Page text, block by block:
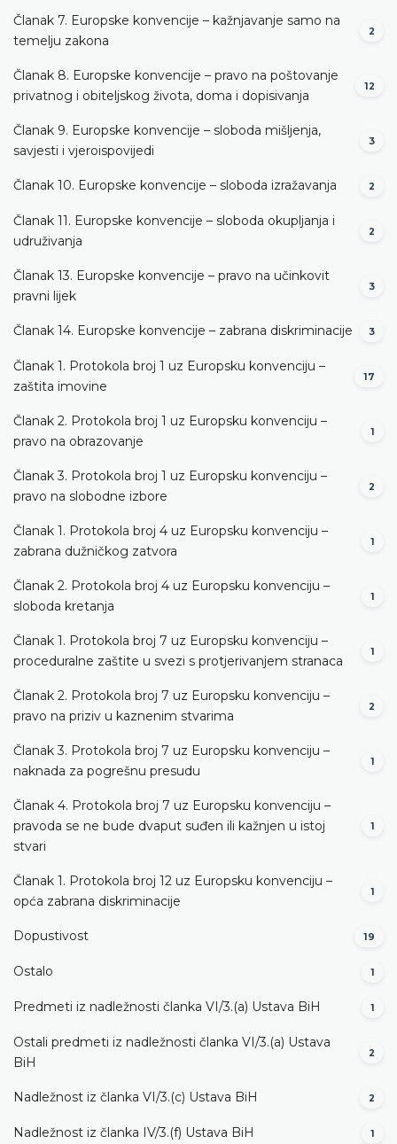
Članak 7. Europske konvencije – kažnjavanje samo na
temelju zakona
2
Članak 8. Europske konvencije – pravo na poštovanje
privatnog i obiteljskog života, doma i dopisivanja
12
Članak 9. Europske konvencije – sloboda mišljenja,
savjesti i vjeroispovijedi
3
Članak 10. Europske konvencije – sloboda izražavanja 2
Članak 11. Europske konvencije – sloboda okupljanja i
udruživanja
2
Članak 13. Europske konvencije – pravo na učinkovit
pravni lijek
3
Članak 14. Europske konvencije – zabrana diskriminacije 3
Članak 1. Protokola broj 1 uz Europsku konvenciju –
zaštita imovine
17
Članak 2. Protokola broj 1 uz Europsku konvenciju –
pravo na obrazovanje
1
Članak 3. Protokola broj 1 uz Europsku konvenciju –
pravo na slobodne izbore
2
Članak 1. Protokola broj 4 uz Europsku konvenciju –
zabrana dužničkog zatvora
1
Članak 2. Protokola broj 4 uz Europsku konvenciju –
sloboda kretanja
1
Članak 1. Protokola broj 7 uz Europsku konvenciju –
proceduralne zaštite u svezi s protjerivanjem stranaca
1
Članak 2. Protokola broj 7 uz Europsku konvenciju –
pravo na priziv u kaznenim stvarima
2
Članak 3. Protokola broj 7 uz Europsku konvenciju –
naknada za pogrešnu presudu
1
Članak 4. Protokola broj 7 uz Europsku konvenciju –
pravoda se ne bude dvaput suđen ili kažnjen u istoj
stvari
1
Članak 1. Protokola broj 12 uz Europsku konvenciju –
opća zabrana diskriminacije
1
Dopustivost 19
Ostalo 1
Predmeti iz nadležnosti članka VI/3.(a) Ustava BiH 1
Ostali predmeti iz nadležnosti članka VI/3.(a) Ustava
BiH
2
Nadležnost iz članka VI/3.(c) Ustava BiH 2
Nadležnost iz članka IV/3.(f) Ustava BiH 1